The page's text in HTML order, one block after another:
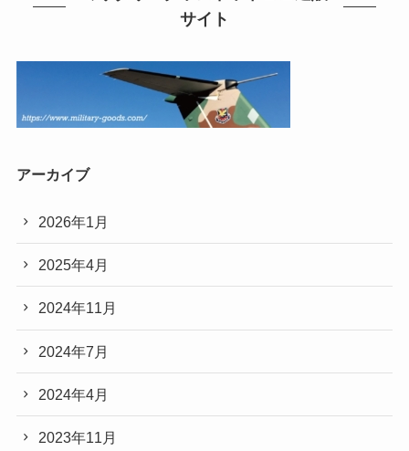
サイト
アーカイブ
2026年1月
2025年4月
2024年11月
2024年7月
2024年4月
2023年11月